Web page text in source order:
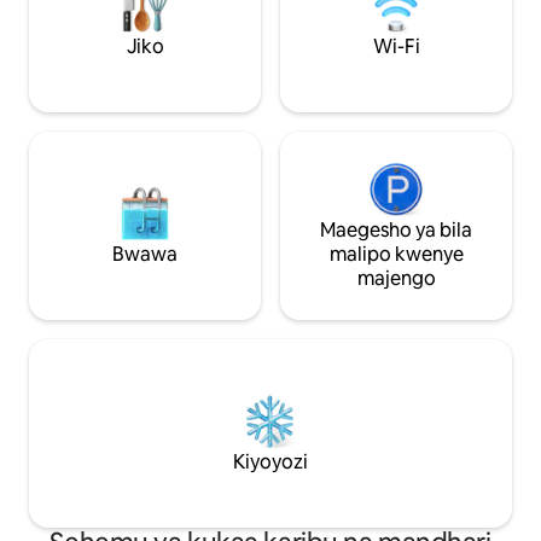
wachache na
vile Butterfly
Jiko Wi-Fi
Bwawa
Maegesho ya bila
malipo kwenye
majengo
Kiyoyozi